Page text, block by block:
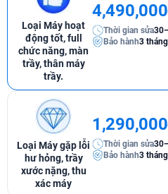
Loại Máy hoạt
động tốt, full
chức năng, màn
trầy, thân máy
trầy.
Thời gian sửa
Bảo hành3 tháng
Loại Máy gặp lỗi
hư hỏng, trầy
xước nặng, thu
xác máy
Thời gian sửa
Bảo hành3 tháng